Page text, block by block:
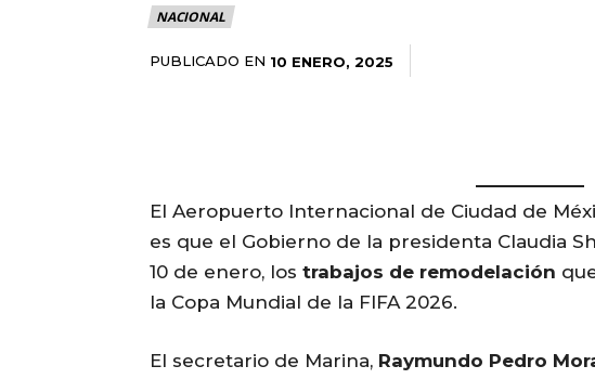
NACIONAL
PUBLICADO EN 10 ENERO, 2025
El Aeropuerto Internacional de Ciudad de
es que el Gobierno de la presidenta Claudia
10 de enero, los trabajos de remodelación
la Copa Mundial de la FIFA 2026.
El secretario de Marina, Raymundo Pedro